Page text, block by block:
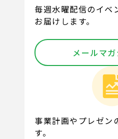
毎週水曜配信のイベ
お届けします。
メールマ
事業計画やプレゼン
す。